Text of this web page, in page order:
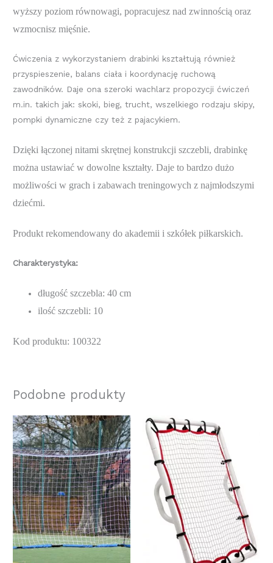
wyższy poziom równowagi, popracujesz nad zwinnością oraz
wzmocnisz mięśnie.
Ćwiczenia z wykorzystaniem drabinki kształtują również
przyspieszenie, balans ciała i koordynację ruchową
zawodników. Daje ona szeroki wachlarz propozycji ćwiczeń
m.in. takich jak: skoki, bieg, trucht, wszelkiego rodzaju skipy,
pompki dynamiczne czy też z pajacykiem.
Dzięki łączonej nitami skrętnej konstrukcji szczebli, drabinkę
można ustawiać w dowolne kształty. Daje to bardzo dużo
możliwości w grach i zabawach treningowych z najmłodszymi
dziećmi.
Produkt rekomendowany do akademii i szkółek piłkarskich.
Charakterystyka:
długość szczebla: 40 cm
ilość szczebli: 10
Kod produktu: 100322
Podobne produkty